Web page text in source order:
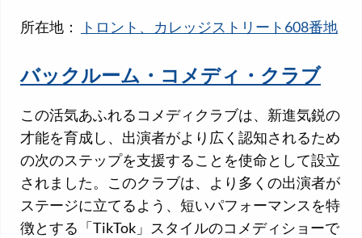
所在地： トロント、カレッジストリート608番地
バックルーム・コメディ・クラブ
この活気あふれるコメディクラブは、新進気鋭の
才能を育成し、出演者がより広く認知されるため
の次のステップを支援することを使命として設立
されました。このクラブは、より多くの出演者が
ステージに立てるよう、短いパフォーマンスを特
徴とする「TikTok」スタイルのコメディショーで